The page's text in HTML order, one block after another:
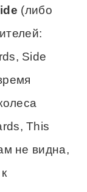
(либо
Side
This
не видна,